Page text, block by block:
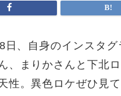
、自身のインスタ
、まりかさんと下北
性。異色ロケぜひ見